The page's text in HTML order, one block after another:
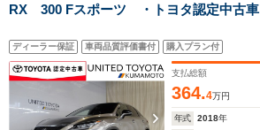
RX 300 Fスポーツ ・トヨタ認定中古車
ディーラー保証 車両品質評価書付 購入プラン付
支払総額
364.4万円
年式 2018年